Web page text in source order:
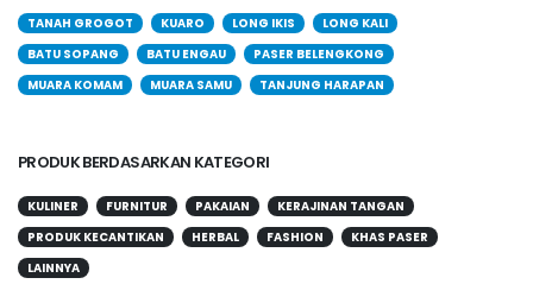
TANAH GROGOT KUARO LONG IKIS
LONG KALI
BATU SOPANG
BATU ENGAU
PASER BELENGKONG
MUARA KOMAM
MUARA SAMU TANJUNG HARAPAN
PRODUK BERDASARKAN KATEGORI
KULINER FURNITUR PAKAIAN
KERAJINAN TANGAN
PRODUK KECANTIKAN
HERBAL FASHION
KHAS PASER
LAINNYA